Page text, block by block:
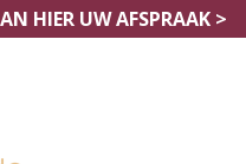
HIER UW AFSPRAAK >